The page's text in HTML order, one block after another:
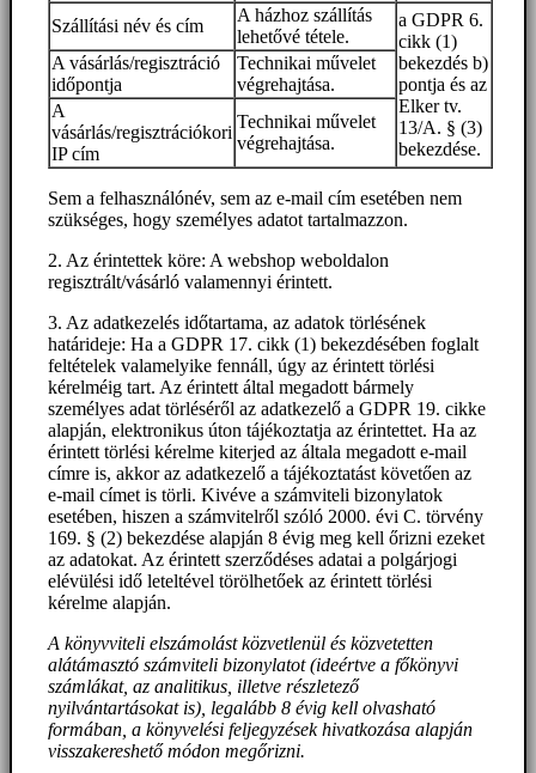
Szállítási név és cím
A házhoz szállítás
lehetővé tétele.
a GDPR 6.
cikk (1)
bekezdés b)
pontja és az
Elker tv.
13/A. § (3)
bekezdése.
A vásárlás/regisztráció
időpontja
Technikai művelet
végrehajtása.
A
vásárlás/regisztrációkori
IP cím
Technikai művelet
végrehajtása.
Sem a felhasználónév, sem az e-mail cím esetében nem
szükséges, hogy személyes adatot tartalmazzon.
2. Az érintettek köre: A webshop weboldalon
regisztrált/vásárló valamennyi érintett.
3. Az adatkezelés időtartama, az adatok törlésének
határideje: Ha a GDPR 17. cikk (1) bekezdésében foglalt
feltételek valamelyike fennáll, úgy az érintett törlési
kérelméig tart. Az érintett által megadott bármely
személyes adat törléséről az adatkezelő a GDPR 19. cikke
alapján, elektronikus úton tájékoztatja az érintettet. Ha az
érintett törlési kérelme kiterjed az általa megadott e-mail
címre is, akkor az adatkezelő a tájékoztatást követően az
e-mail címet is törli. Kivéve a számviteli bizonylatok
esetében, hiszen a számvitelről szóló 2000. évi C. törvény
169. § (2) bekezdése alapján 8 évig meg kell őrizni ezeket
az adatokat. Az érintett szerződéses adatai a polgárjogi
elévülési idő leteltével törölhetőek az érintett törlési
kérelme alapján.
A könyvviteli elszámolást közvetlenül és közvetetten
alátámasztó számviteli bizonylatot (ideértve a főkönyvi
számlákat, az analitikus, illetve részletező
nyilvántartásokat is), legalább 8 évig kell olvasható
formában, a könyvelési feljegyzések hivatkozása alapján
visszakereshető módon megőrizni.